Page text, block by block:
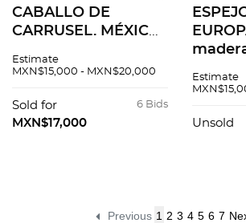
CABALLO DE
CARRUSEL. MÉXICO,
madera. Decorado
y astrales
Estimate
MXN$15,000 - MXN$20,000
6 Bids
Sold for
MXN$17,000
Estimate
Unsold
Previous 1 2 3 4 5 6 7